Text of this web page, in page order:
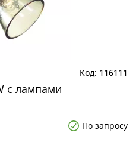
116111
с лампами
По запросу